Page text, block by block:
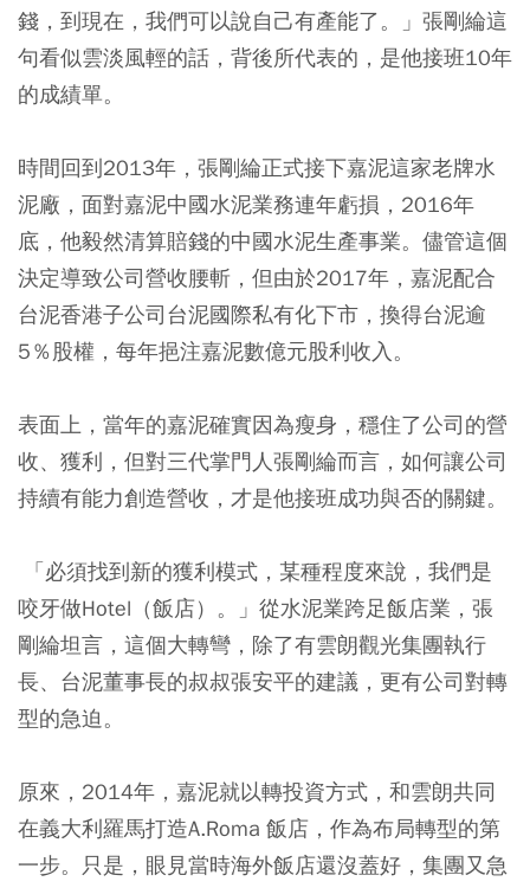
錢，到現在，我們可以說自己有產能了。」張剛綸這
句看似雲淡風輕的話，背後所代表的，是他接班10年
的成績單。
時間回到2013年，張剛綸正式接下嘉泥這家老牌水
泥廠，面對嘉泥中國水泥業務連年虧損，2016年
底，他毅然清算賠錢的中國水泥生產事業。儘管這個
決定導致公司營收腰斬，但由於2017年，嘉泥配合
台泥香港子公司台泥國際私有化下市，換得台泥逾
5％股權，每年挹注嘉泥數億元股利收入。
表面上，當年的嘉泥確實因為瘦身，穩住了公司的營
收、獲利，但對三代掌門人張剛綸而言，如何讓公司
持續有能力創造營收，才是他接班成功與否的關鍵。
「必須找到新的獲利模式，某種程度來說，我們是
咬牙做Hotel（飯店）。」從水泥業跨足飯店業，張
剛綸坦言，這個大轉彎，除了有雲朗觀光集團執行
長、台泥董事長的叔叔張安平的建議，更有公司對轉
型的急迫。
原來，2014年，嘉泥就以轉投資方式，和雲朗共同
在義大利羅馬打造A.Roma 飯店，作為布局轉型的第
一步。只是，眼見當時海外飯店還沒蓋好，集團又急